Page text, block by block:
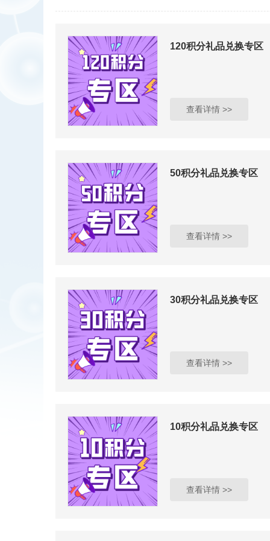
120积分礼品兑换专区
查看详情 >>
50积分礼品兑换专区
查看详情 >>
30积分礼品兑换专区
查看详情 >>
10积分礼品兑换专区
查看详情 >>